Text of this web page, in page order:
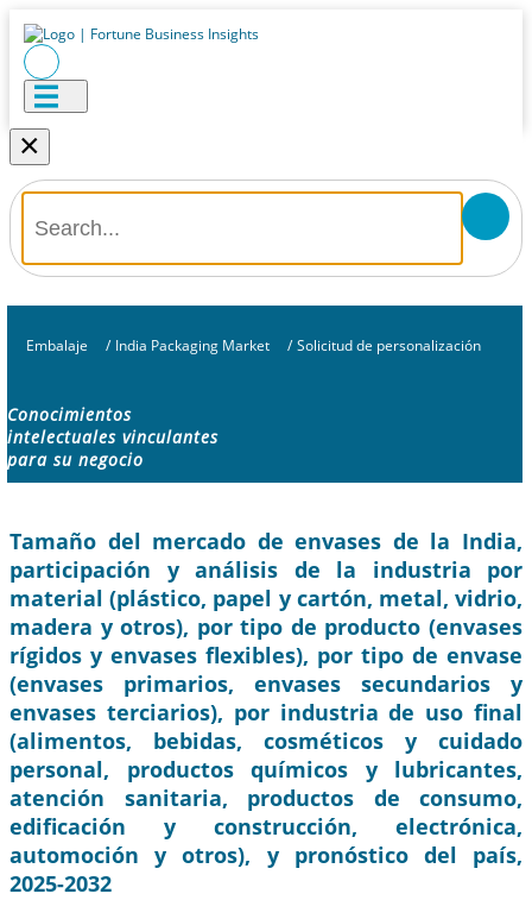
×
Embalaje / India Packaging Market / Solicitud de personalización
Conocimientos
intelectuales vinculantes
para su negocio
Tamaño del mercado de envases de la India,
participación y análisis de la industria por
material (plástico, papel y cartón, metal, vidrio,
madera y otros), por tipo de producto (envases
rígidos y envases flexibles), por tipo de envase
(envases primarios, envases secundarios y
envases terciarios), por industria de uso final
(alimentos, bebidas, cosméticos y cuidado
personal, productos químicos y lubricantes,
atención sanitaria, productos de consumo,
edificación y construcción, electrónica,
automoción y otros), y pronóstico del país,
2025-2032